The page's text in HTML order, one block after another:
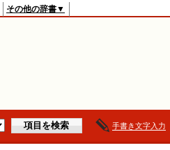
その他の辞書▼
手書き文字入力